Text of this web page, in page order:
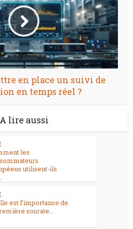
en place un suivi de
en temps réel ?
A lire aussi
les
utilisent-ils
est l’importance de
sourate...